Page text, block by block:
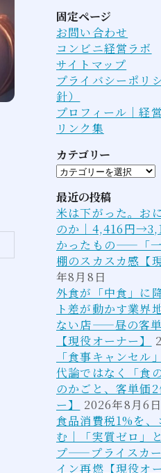
固定ページ
お問い合わせ
コンビニ経営ラボ
サイトマップ
プライバシーポリ
針）
プロフィール｜経
リンク集
カテゴリー
カ
ゴ
リ
ー
最近の投稿
米は下がった。お
のか｜4,416円
かったもの——「一
棚のスカスカ感【
年8月8日
外食が「中食」に
ト差が動かす業界
ない店——昼の客
【現役オーナー】
「食事キャンセル
代論ではなく「
のかごと、客単価
ー】
2026年8月6日
食品消費税1%を
む｜「実質ゼロ」
プ——プライスカ
イン再燃【現役オ